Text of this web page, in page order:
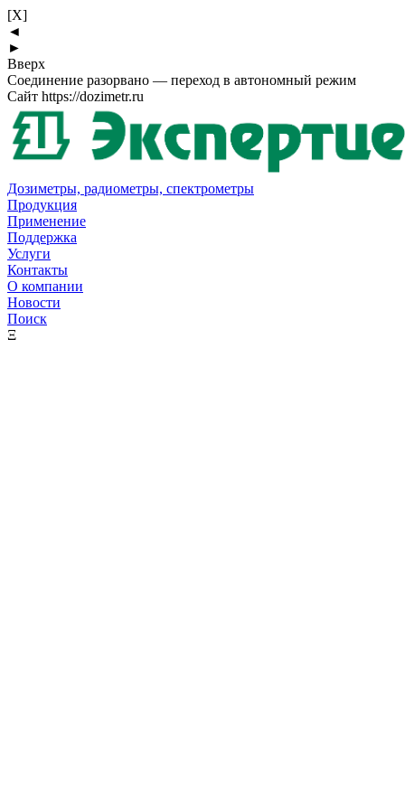
[X]
◄
►
Вверх
Соединение разорвано — переход в автономный режим
Сайт https://dozimetr.ru
Дозиметры, радиометры, спектрометры
Продукция
Применение
Поддержка
Услуги
Контакты
О компании
Новости
Поиск
Ξ